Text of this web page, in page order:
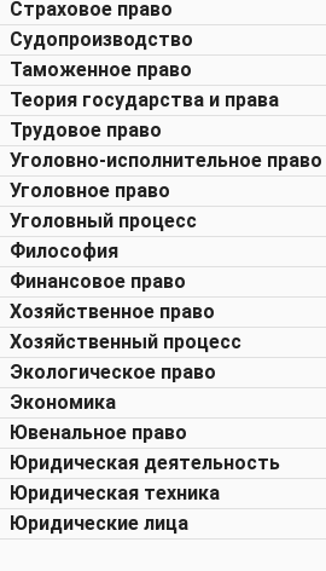
Страховое право
Судопроизводство
Таможенное право
Теория государства и права
Трудовое право
Уголовно-исполнительное право
Уголовное право
Уголовный процесс
Философия
Финансовое право
Хозяйственное право
Хозяйственный процесс
Экологическое право
Экономика
Ювенальное право
Юридическая деятельность
Юридическая техника
Юридические лица